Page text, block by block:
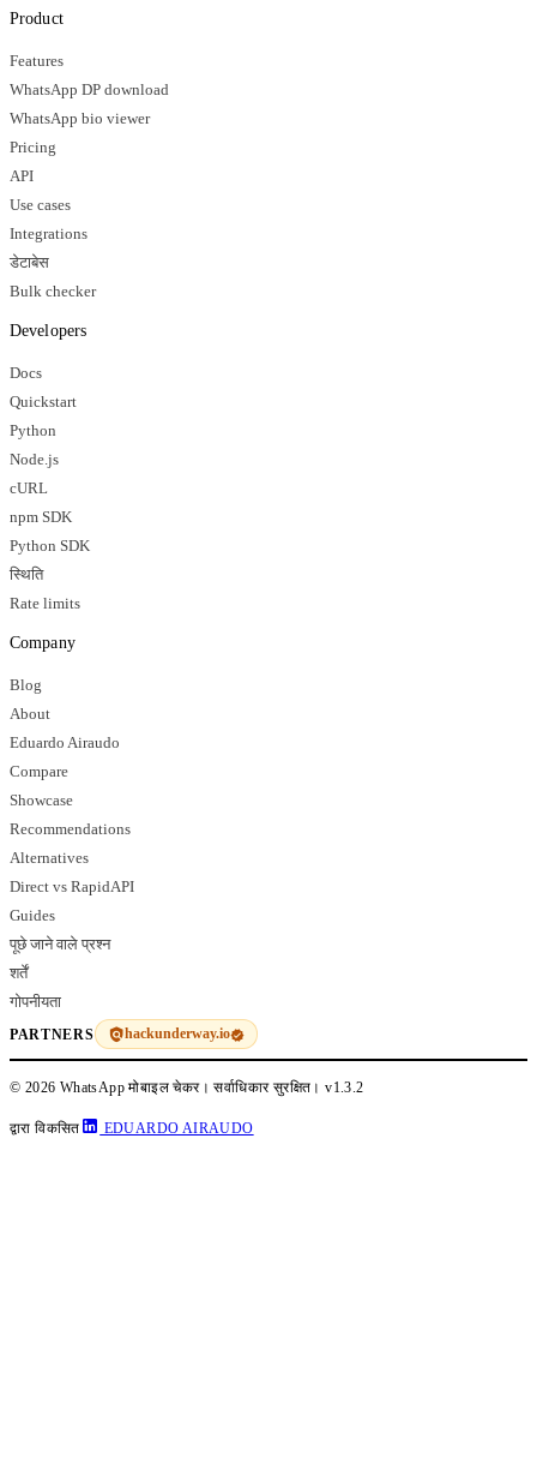
Product
Features
WhatsApp DP download
WhatsApp bio viewer
Pricing
API
Use cases
Integrations
डेटाबेस
Bulk checker
Developers
Docs
Quickstart
Python
Node.js
cURL
npm SDK
Python SDK
स्थिति
Rate limits
Company
Blog
About
Eduardo Airaudo
Compare
Showcase
Recommendations
Alternatives
Direct vs RapidAPI
Guides
पूछे जाने वाले प्रश्न
शर्तें
गोपनीयता
PARTNERS hackunderway.io
© 2026 WhatsApp मोबाइल चेकर। सर्वाधिकार सुरक्षित।v1.3.2
द्वारा विकसित EDUARDO AIRAUDO